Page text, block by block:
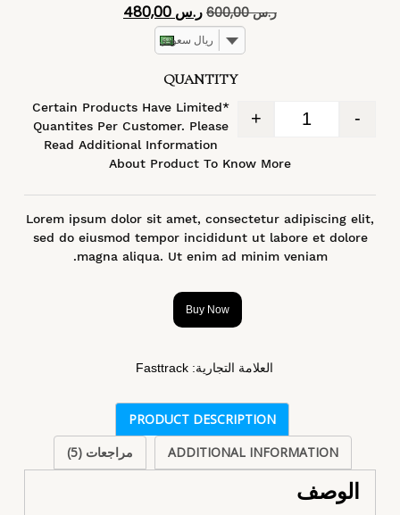
5 بناءً على
تقييمعملاء
ر.س600,00 ر.س
ريال سعودي
QUANTITY
-
+
*Certain Products Have Limited
Quantites Per Customer. Please
Read Additional Information
About Product To Know More
Lorem ipsum dolor sit amet, consectetur adipiscing elit,
sed do eiusmod tempor incididunt ut labore et dolore
magna aliqua. Ut enim ad minim veniam.
Buy Now
العلامة التجارية: Fasttrack
PRODUCT DESCRIPTION
ADDITIONAL INFORMATION
مراجعات (5)
الوصف